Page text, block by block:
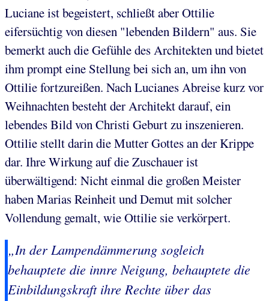
Luciane ist begeistert, schließt aber Ottilie
eifersüchtig von diesen "lebenden Bildern" aus. Sie
bemerkt auch die Gefühle des Architekten und bietet
ihm prompt eine Stellung bei sich an, um ihn von
Ottilie fortzureißen. Nach Lucianes Abreise kurz vor
Weihnachten besteht der Architekt darauf, ein
lebendes Bild von Christi Geburt zu inszenieren.
Ottilie stellt darin die Mutter Gottes an der Krippe
dar. Ihre Wirkung auf die Zuschauer ist
überwältigend: Nicht einmal die großen Meister
haben Marias Reinheit und Demut mit solcher
Vollendung gemalt, wie Ottilie sie verkörpert.
„In der Lampendämmerung sogleich
behauptete die innre Neigung, behauptete die
Einbildungskraft ihre Rechte über das